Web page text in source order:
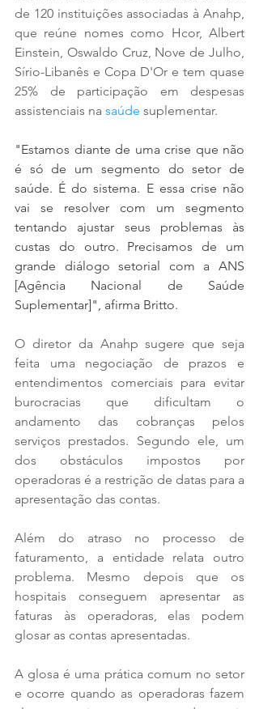
de 120 instituições associadas à Anahp,
que reúne nomes como Hcor, Albert
Einstein, Oswaldo Cruz, Nove de Julho,
Sírio-Libanês e Copa D'Or e tem quase
25% de participação em despesas
assistenciais na saúde suplementar.
"Estamos diante de uma crise que não
é só de um segmento do setor de
saúde. É do sistema. E essa crise não
vai se resolver com um segmento
tentando ajustar seus problemas às
custas do outro. Precisamos de um
grande diálogo setorial com a ANS
[Agência Nacional de Saúde
Suplementar]", afirma Britto.
O diretor da Anahp sugere que seja
feita uma negociação de prazos e
entendimentos comerciais para evitar
burocracias que dificultam o
andamento das cobranças pelos
serviços prestados. Segundo ele, um
dos obstáculos impostos por
operadoras é a restrição de datas para a
apresentação das contas.
Além do atraso no processo de
faturamento, a entidade relata outro
problema. Mesmo depois que os
hospitais conseguem apresentar as
faturas às operadoras, elas podem
glosar as contas apresentadas.
A glosa é uma prática comum no setor
e ocorre quando as operadoras fazem